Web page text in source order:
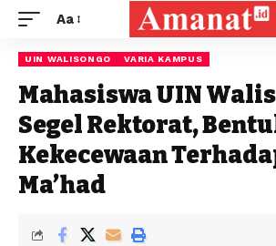
Aa
UIN WALISONGO VARIA KAMPUS
Mahasiswa UIN
Segel Rektorat,
Kekecewaan
Ma’had